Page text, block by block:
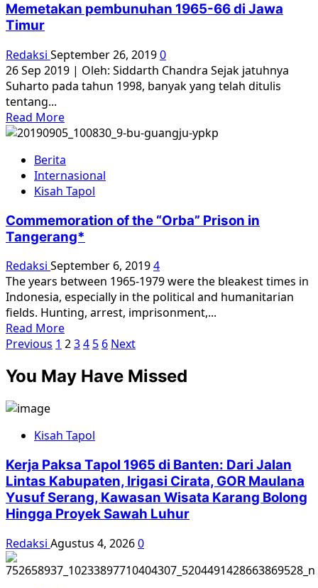
Kuburan
di
Cilacap
Memetakan pembunuhan 1965-66 di Jawa
Timur
Redaksi September 26, 20190
26 Sep 2019 | Oleh: Siddarth Chandra Sejak jatuhnya
Suharto pada tahun 1998, banyak yang telah ditulis
tentang...
Read MoreRead
more
Memetakan
pembunuhan
1965-
di
Jawa
Berita
Internasional
Kisah Tapol
Commemoration of the “Orba” Prison in
Tangerang*
Redaksi September 6, 20194
The years between 1965-1979 were the bleakest times in
Indonesia, especially in the political and humanitarian
fields. Hunting, arrest, imprisonment,...
Read MoreRead
more
Commemoration
of
Prison
Tangerang*
Paginasi
pos
Previous 1 234 5 6 Next
You May Have Missed
Kisah Tapol
Kerja Paksa Tapol 1965 di Banten: Dari Jalan
Lintas Kabupaten, Irigasi Cirata, GOR Maulana
Yusuf Serang, Kawasan Wisata Karang Bolong
Hingga Proyek Sawah Luhur
Redaksi Agustus 4, 20260